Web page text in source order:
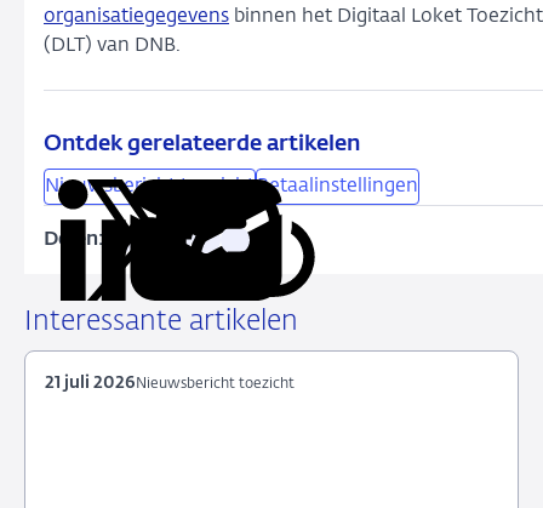
organisatiegegevens binnen het Digitaal Loket Toezicht
(DLT) van DNB.
Ontdek gerelateerde artikelen
Nieuwsbericht toezicht Betaalinstellingen
Delen:
Deel
LinkedIn
via
X
Deel
Facebook
Deel
e-
Kopieer
Interessante artikelen
Nieuwsbericht toezicht
21 juli 2026